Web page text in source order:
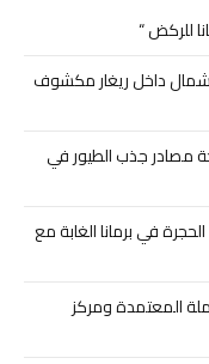
للركض “
داخل ريغار مكشوف
مصادر جذب الطيور في
في برمانا الغابة مع
المعتمدة ومركز